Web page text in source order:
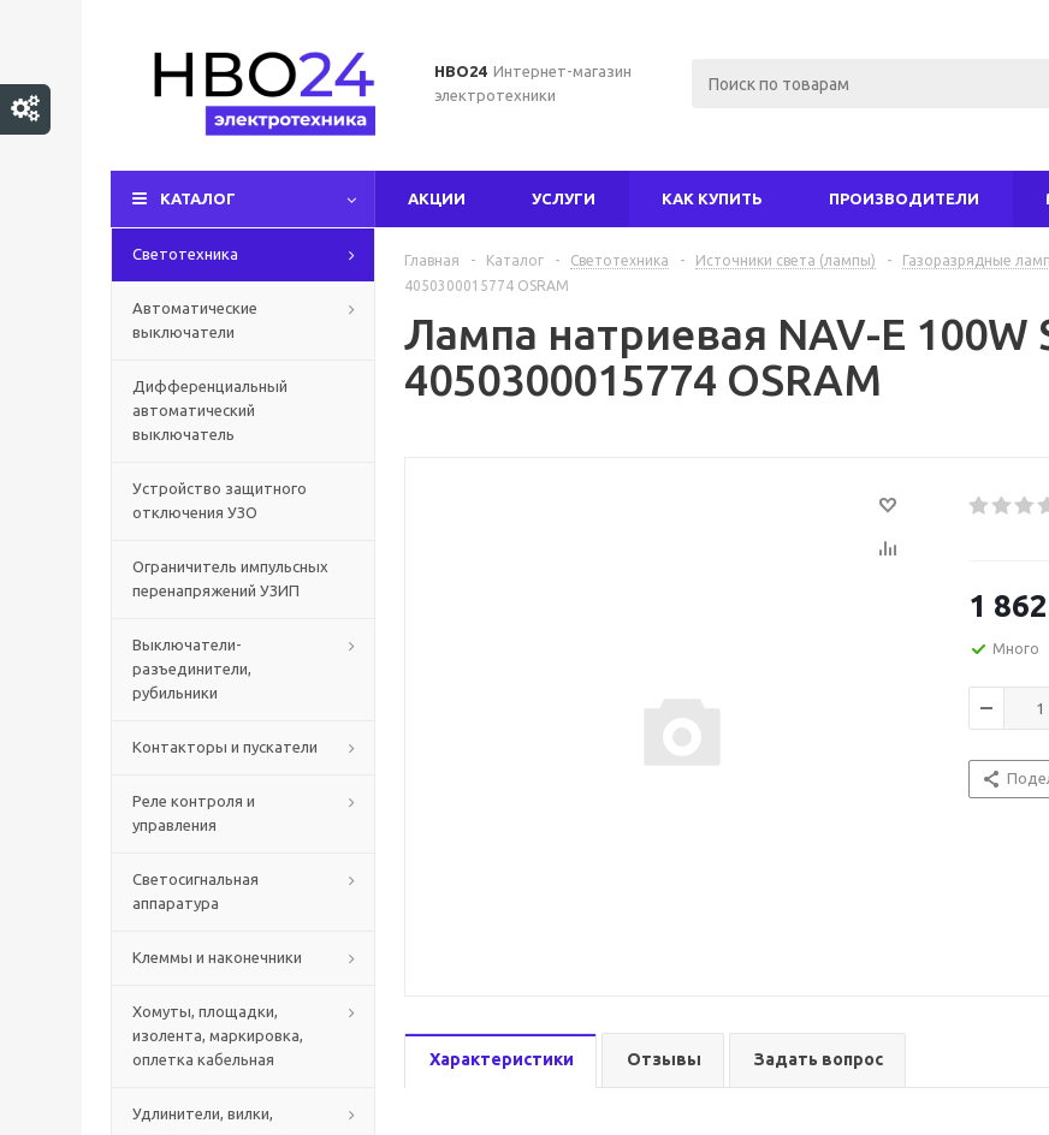
НВО24 Интернет-магазин
электротехники
КАТАЛОГ АКЦИИ УСЛУГИ КАК КУПИТЬ ПРОИЗВОДИТЕЛИ
Светотехника
Автоматические
выключатели
Дифференциальный
автоматический
выключатель
Устройство защитного
отключения УЗО
Ограничитель импульсных
перенапряжений УЗИП
Выключатели-
разъединители,
рубильники
Контакторы и пускатели
Реле контроля и
управления
Светосигнальная
аппаратура
Клеммы и наконечники
Хомуты, площадки,
изолента, маркировка,
оплетка кабельная
Удлинители, вилки,
Главная - Каталог - Светотехника - Источники света (лампы) - Газоразрядные
4050300015774 OSRAM
Лампа натриевая NAV-E 100W
4050300015774 OSRAM
1
Много
Характеристики Отзывы Задать вопрос